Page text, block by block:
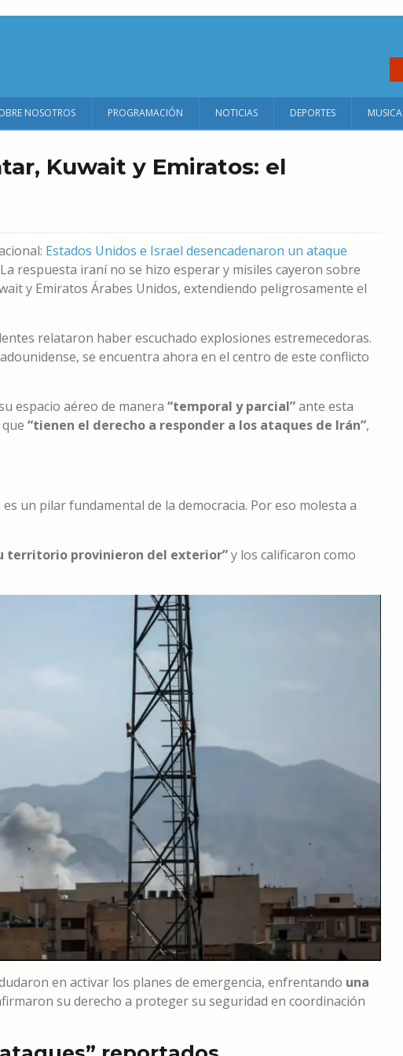
NOSOTROS PROGRAMACIÓN NOTICIAS DEPORTES MUSICA
Kuwait y Emiratos: el
Estados Unidos e Israel desencadenaron un ataque
respuesta iraní no se hizo esperar y misiles cayeron sobre
y Emiratos Árabes Unidos, extendiendo peligrosamente el
relataron haber escuchado explosiones estremecedoras.
se encuentra ahora en el centro de este conflicto
espacio aéreo de manera “temporal y parcial”ante esta
“tienen el derecho a responder a los ataques de Irán”,
un pilar fundamental de la democracia. Por eso molesta a
territorio provinieron del exterior”y los calificaron como
en activar los planes de emergencia, enfrentando una
su derecho a proteger su seguridad en coordinación